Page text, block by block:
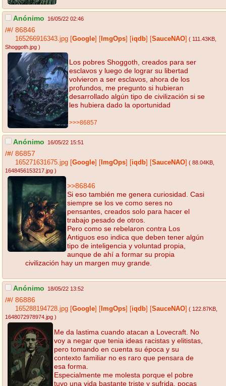
Anónimo 16/05/22 02:46
/#/ 86846
165266916343.jpg Google ImgOps iqdb SauceNAO ( 111.43KB
Shoggoth.jpg )
Los pobres Shoggoth, creados para ser
esclavos y luego de lograr su libertad
volvieron a ser esclavos, ahora de los
profundos, me pregunto si hubieran
desarrollado algún tipo de civilización si se
les hubiera dado la oportunidad
>>>86857
Anónimo 16/05/22 15:51
/#/ 86857
165271631675.jpg Google ImgOps iqdb SauceNAO ( 88.04KB
1648456153217.jpg )
>>86846
Si eso también me genera curiosidad. Casi
siempre se los ve como seres no
pensantes, creados solo para hacer el
trabajo pesado de otros.
Pero como se rebelaron contra Los
Antiguos eso indica que deben tener algún
tipo de inteligencia y voluntad propia,
aunque de ahí a formar su propia
civilización hay un margen muy grande.
Anónimo 18/05/22 13:52
/#/ 86886
165288194728.jpg Google ImgOps iqdb SauceNAO ( 122.87KB
1648072978974.jpg )
Me da lastima cuando atacan a Lovecraft. No
voy a negar que tenia ideas racistas y elitistas,
pero tomando en cuenta su época y su
contexto familiar no es raro que pensara de
esa forma.
Especialmente me molesta porque el pobre
tuvo una vida bastante triste y sufrida, pocas